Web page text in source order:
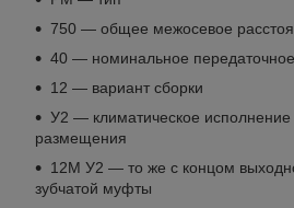
750 — общее межосевое
40 — номинальное
12 — вариант сборки
У2 — климатическое исполнение
размещения
12М У2 — то же с концом
зубчатой муфты